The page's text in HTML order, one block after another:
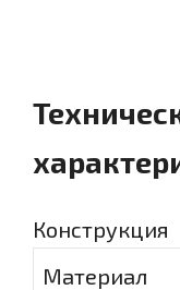
Конструкция
Материал